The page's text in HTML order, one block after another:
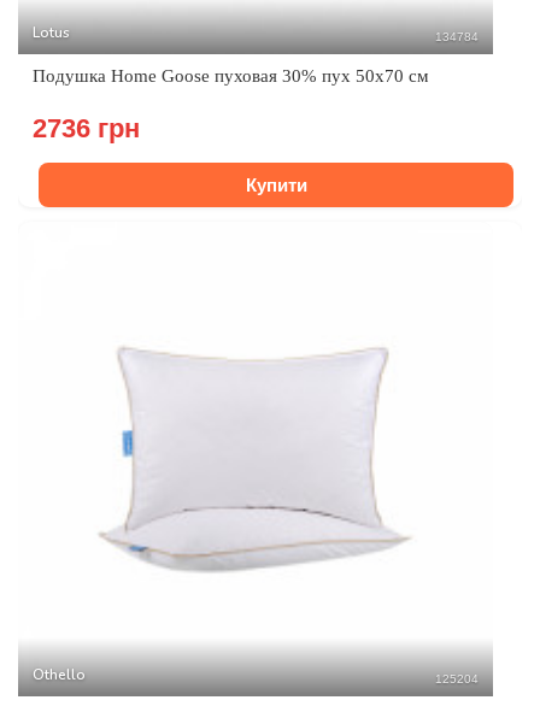
Lotus 134784
Подушка Home Goose пуховая 30% пух 50х70 см
2736 грн
Купити
Othello 125204